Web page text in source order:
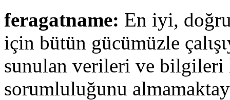
feragatname: En iyi,
için bütün gücümüzle
sunulan verileri ve bilgileri
sorumluluğunu